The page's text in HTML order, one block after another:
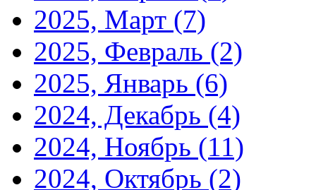
2025, Март (7)
2025, Февраль (2)
2025, Январь (6)
2024, Декабрь (4)
2024, Ноябрь (11)
2024, Октябрь (2)